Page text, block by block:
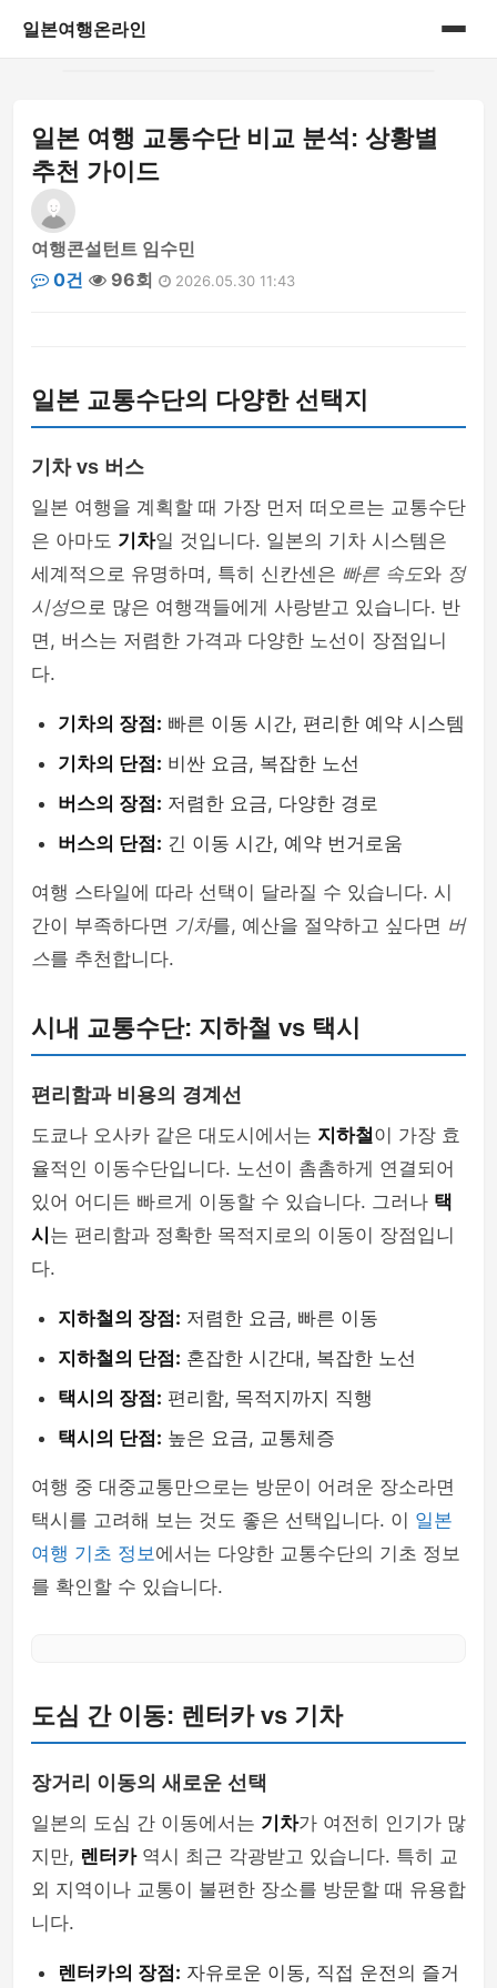
일본여행온라인
게시판
일본 여행 교통수단 비교 분석: 상황별
추천 가이드
여행콘설턴트 임수민
0건
96회 2026.05.30 11:43
일본 교통수단의 다양한 선택지
기차 vs 버스
일본 여행을 계획할 때 가장 먼저 떠오르는 교통수단
은 아마도 기차일 것입니다. 일본의 기차 시스템은
세계적으로 유명하며, 특히 신칸센은 빠른 속도와 정
시성으로 많은 여행객들에게 사랑받고 있습니다. 반
면, 버스는 저렴한 가격과 다양한 노선이 장점입니
다.
기차의 장점: 빠른 이동 시간, 편리한 예약 시스템
기차의 단점: 비싼 요금, 복잡한 노선
버스의 장점: 저렴한 요금, 다양한 경로
버스의 단점: 긴 이동 시간, 예약 번거로움
여행 스타일에 따라 선택이 달라질 수 있습니다. 시
간이 부족하다면 기차를, 예산을 절약하고 싶다면 버
스를 추천합니다.
시내 교통수단: 지하철 vs 택시
편리함과 비용의 경계선
도쿄나 오사카 같은 대도시에서는 지하철이 가장 효
율적인 이동수단입니다. 노선이 촘촘하게 연결되어
있어 어디든 빠르게 이동할 수 있습니다. 그러나 택
시 는 편리함과 정확한 목적지로의 이동이 장점입니
다.
지하철의 장점: 저렴한 요금, 빠른 이동
지하철의 단점: 혼잡한 시간대, 복잡한 노선
택시의 장점: 편리함, 목적지까지 직행
택시의 단점: 높은 요금, 교통체증
여행 중 대중교통만으로는 방문이 어려운 장소라면
택시를 고려해 보는 것도 좋은 선택입니다. 이 일본
여행 기초 정보에서는 다양한 교통수단의 기초 정보
를 확인할 수 있습니다.
도심 간 이동: 렌터카 vs 기차
장거리 이동의 새로운 선택
일본의 도심 간 이동에서는 기차가 여전히 인기가 많
지만, 렌터카역시 최근 각광받고 있습니다. 특히 교
외 지역이나 교통이 불편한 장소를 방문할 때 유용합
니다.
렌터카의 장점: 자유로운 이동, 직접 운전의 즐거